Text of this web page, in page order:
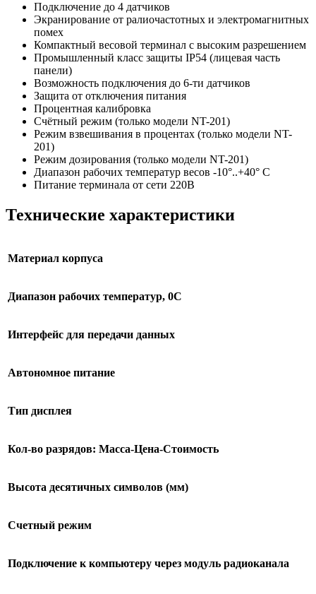
Подключение до 4 датчиков
Экранирование от ралиочастотных и электромагнитных
помех
Компактный весовой терминал с высоким разрешением
Промышленный класс защиты IP54 (лицевая часть
панели)
Возможность подключения до 6-ти датчиков
Защита от отключения питания
Процентная калибровка
Счётный режим (только модели NT-201)
Режим взвешивания в процентах (только модели NT-
201)
Режим дозирования (только модели NT-201)
Диапазон рабочих температур весов -10°..+40° С
Питание терминала от сети 220В
Технические характеристики
Материал корпуса
Диапазон рабочих температур, 0С
Интерфейс для передачи данных
Автономное питание
Тип дисплея
Кол-во разрядов: Масса-Цена-Стоимость
Высота десятичных символов (мм)
Счетный режим
Подключение к компьютеру через модуль радиоканала